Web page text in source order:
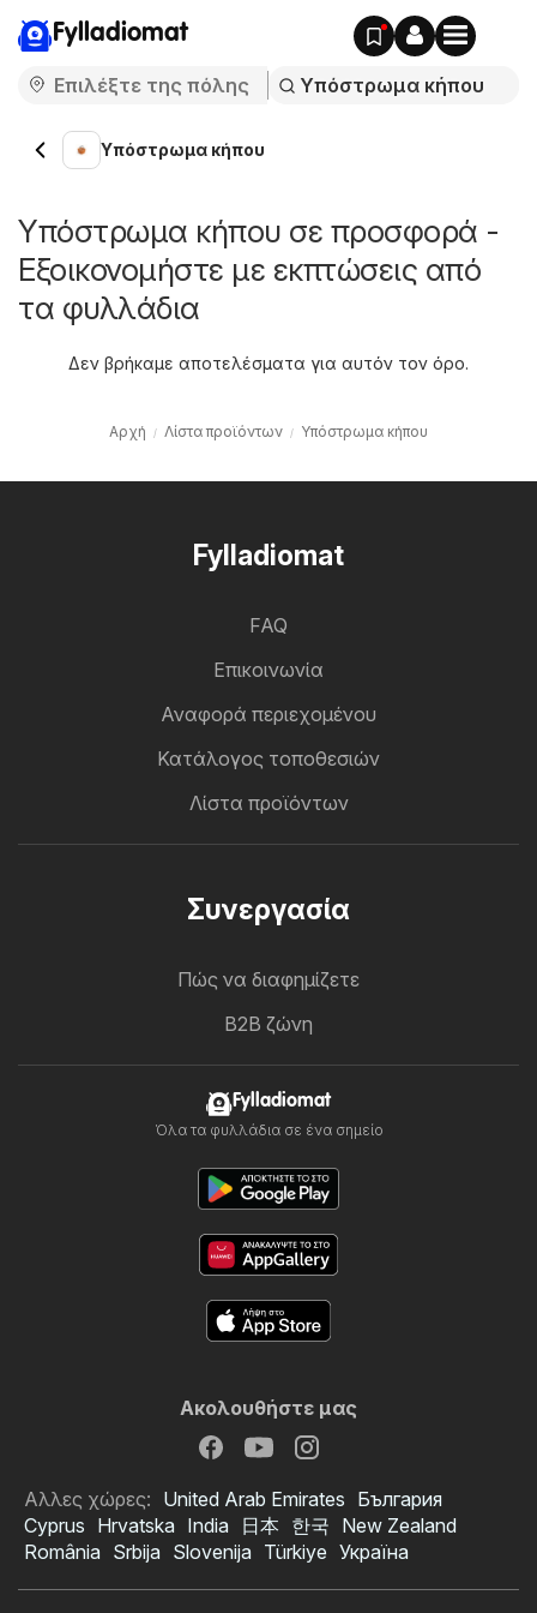
Fylladiomat
Υπόστρωμα κήπου
Υπόστρωμα κήπου σε προσφορά -
Εξοικονομήστε με εκπτώσεις από
τα φυλλάδια
Δεν βρήκαμε αποτελέσματα για αυτόν τον όρο.
Αρχή Λίστα προϊόντων Υπόστρωμα κήπου
Fylladiomat
FAQ
Επικοινωνία
Αναφορά περιεχομένου
Κατάλογος τοποθεσιών
Λίστα προϊόντων
Συνεργασία
Πώς να διαφημίζετε
B2B ζώνη
Fylladiomat
Όλα τα φυλλάδια σε ένα σημείο
Ακολουθήστε μας
Αλλες χώρες: United Arab Emirates България
Cyprus Hrvatska India 日本 한국 New Zealand
România Srbija Slovenija Türkiye Україна